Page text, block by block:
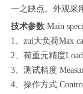
一之缺点。外观采
技术参数 Main
1、zui大负荷Max
2、荷重元精度
3、测试精度
4、操作方式